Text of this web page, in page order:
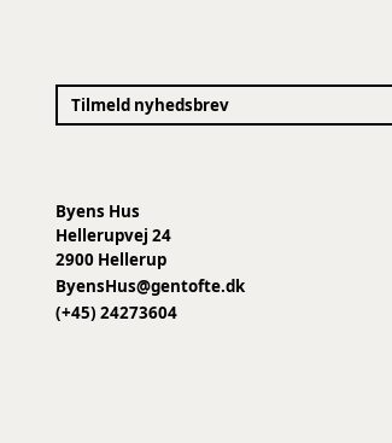
Tilmeld nyhedsbrev
Byens Hus
Hellerupvej 24
2900 Hellerup
ByensHus@gentofte.dk
(+45) 24273604